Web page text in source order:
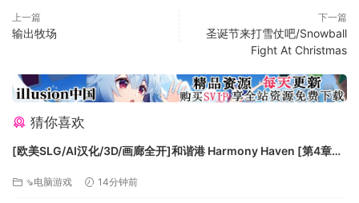
上一篇
输出牧场
下一篇
圣诞节来打雪仗吧/Snowball
Fight At Christmas
猜你喜欢
[欧美SLG/AI汉化/3D/画廊全开]和谐港 Harmony Haven [第4章
⇘电脑游戏 14分钟前